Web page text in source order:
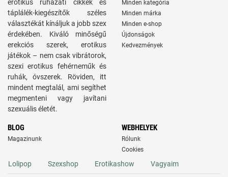
erotikus ruházati cikkek és
táplálék-kiegészítők széles
választékát kínáljuk a jobb szex
érdekében. Kiváló minőségű
erekciós szerek, erotikus
játékok – nem csak vibrátorok,
szexi erotikus fehérneműk és
ruhák, óvszerek. Röviden, itt
mindent megtalál, ami segíthet
megmenteni vagy javítani
szexuális életét.
Minden kategória
Minden márka
Minden e-shop
Újdonságok
Kedvezmények
BLOG
Magazinunk
WEBHELYEK
Rólunk
Cookies
Lolipop Szexshop Erotikashow Vagyaim